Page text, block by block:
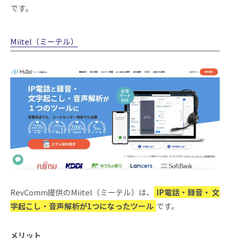
です。
Miitel（ミーテル）
RevComm提供のMiitel（ミーテル）は、
IP電話・録音・ 文
字起こし・音声解析が1つになったツール です。
メリット